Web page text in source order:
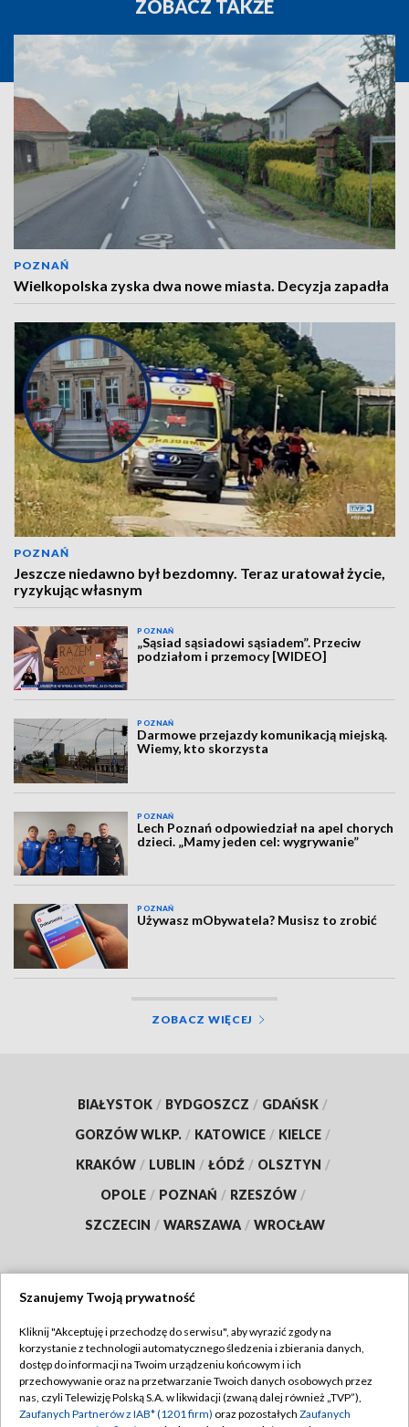
ZOBACZ TAKŻE
POZNAŃ
Wielkopolska zyska dwa nowe miasta. Decyzja zapadła
POZNAŃ
Jeszcze niedawno był bezdomny. Teraz uratował życie,
ryzykując własnym
POZNAŃ
„Sąsiad sąsiadowi sąsiadem”. Przeciw
podziałom i przemocy [WIDEO]
POZNAŃ
Darmowe przejazdy komunikacją miejską.
Wiemy, kto skorzysta
POZNAŃ
Lech Poznań odpowiedział na apel chorych
dzieci. „Mamy jeden cel: wygrywanie”
POZNAŃ
Używasz mObywatela? Musisz to zrobić
ZOBACZ WIĘCEJ
BIAŁYSTOK / BYDGOSZCZ / GDAŃSK /
GORZÓW WLKP. / KATOWICE / KIELCE /
KRAKÓW / LUBLIN / ŁÓDŹ / OLSZTYN /
OPOLE / POZNAŃ / RZESZÓW /
SZCZECIN / WARSZAWA / WROCŁAW
TVP
Abonament TVP
Emisja w TVP
Regulamin TVP
Polityka prywatności
Szanujemy Twoją prywatność
Kliknij "Akceptuję i przechodzę do serwisu", aby wyrazić zgody na
korzystanie z technologii automatycznego śledzenia i zbierania danych,
dostęp do informacji na Twoim urządzeniu końcowym i ich
przechowywanie oraz na przetwarzanie Twoich danych osobowych przez
nas, czyli Telewizję Polską S.A. w likwidacji (zwaną dalej również „TVP”),
Zaufanych Partnerów z IAB* (1201 firm) oraz pozostałych Zaufanych